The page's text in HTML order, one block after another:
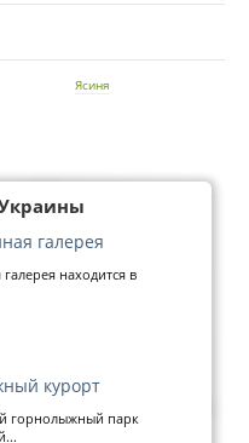
Ясиня
галерея
находится в
курорт
горнолыжный парк